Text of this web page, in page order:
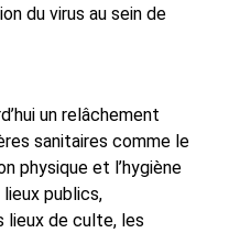
du virus au sein de
un relâchement
sanitaires comme le
physique et l’hygiène
publics,
lieux de culte, les